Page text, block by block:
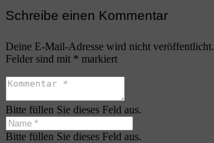
Schreibe einen Kommentar
Deine E-Mail-Adresse wird nicht veröffentlicht.
Felder sind mit * markiert
Bitte füllen Sie dieses Feld aus.
Bitte füllen Sie dieses Feld aus.